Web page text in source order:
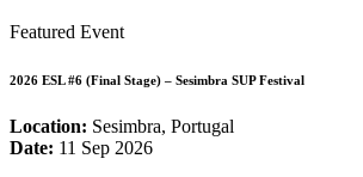
Featured Event
2026 ESL #6 (Final Stage) – Sesimbra SUP Festival
Location: Sesimbra, Portugal
Date: 11 Sep 2026